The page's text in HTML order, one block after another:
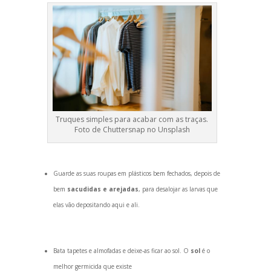
Truques simples para acabar com as traças.
Foto de Chuttersnap no Unsplash
Guarde as suas roupas em plásticos bem fechados, depois de
bem sacudidas e arejadas, para desalojar as larvas que
elas vão depositando aqui e ali.
Bata tapetes e almofadas e deixe-as ficar ao sol. O solé o
melhor germicida que existe